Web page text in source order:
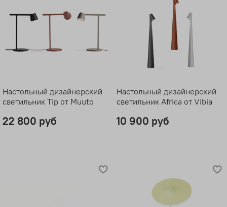
Настольный дизайнерский
светильник Tip от Muuto
22 800 руб
Настольный дизайнерский
светильник Africa от Vibia
10 900 руб